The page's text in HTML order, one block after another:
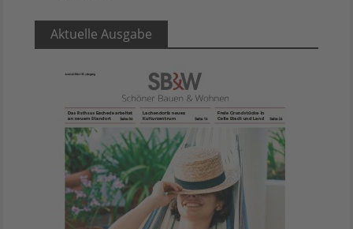
Aktuelle Ausgabe